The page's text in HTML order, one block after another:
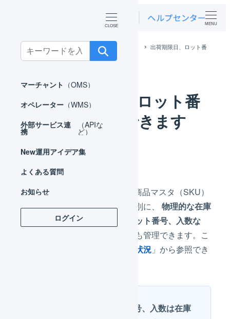
Search
for:
マーチャント （OMS）
オペレーター （WMS）
外部サービス連
携
（APIな
ど）
New運用アイデア集
よくある質問
お知らせ
ログイン
MENU
ホーム よくある質問 マーチャント
出荷期限日、ロット番
号の管理はできますか？
出荷期限日、ロット番
号の管理はできます
はい、LOGILESSでは、商品マスタ（SKU）
ごとの在庫レポートとは別に、 物理的な在庫
の属性（出荷期限日、ロット番号、入数な
の在庫レポートも管理できます。こ
保管状況」から参照でき
出荷期限日、ロット番号、入数は在庫